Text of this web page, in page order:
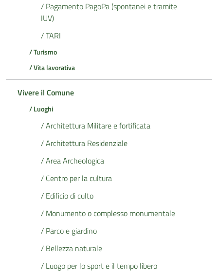
/ Pagamento PagoPa (spontanei e tramite
IUV)
/ TARI
/ Turismo
/ Vita lavorativa
Vivere il Comune
/ Luoghi
/ Architettura Militare e fortificata
/ Architettura Residenziale
/ Area Archeologica
/ Centro per la cultura
/ Edificio di culto
/ Monumento o complesso monumentale
/ Parco e giardino
/ Bellezza naturale
/ Luogo per lo sport e il tempo libero